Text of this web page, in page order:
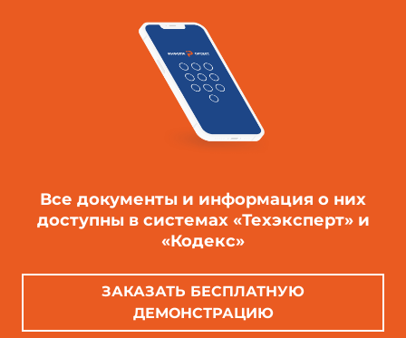
Все документы и информация о них
доступны в системах «Техэксперт» и
«Кодекс»
ЗАКАЗАТЬ БЕСПЛАТНУЮ
ДЕМОНСТРАЦИЮ